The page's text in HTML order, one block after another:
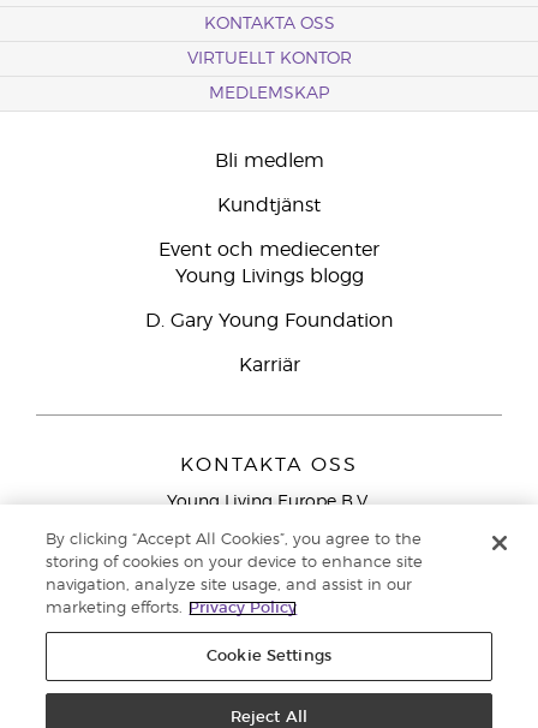
KONTAKTA OSS
VIRTUELLT KONTOR
MEDLEMSKAP
Bli medlem
Kundtjänst
Event och mediecenter
Young Livings blogg
D. Gary Young Foundation
Karriär
KONTAKTA OSS
Young Living Europe B.V.
9727 AJ Groningen
Nederländerna
Kundtjänst – Avgiftsfritt lokalsamtal (ej från
mobiltelefon):020 793400
Sekretess
By clicking “Accept All Cookies”, you agree to the
storing of cookies on your device to enhance site
navigation, analyze site usage, and assist in our
marketing efforts.
Privacy Policy
Cookie Settings
Reject All